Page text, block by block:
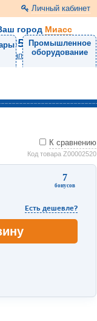
Личный кабинет
город Миасс
(3513) 57-98-11
Напишите нам
Промышленное
оборудование
К сравнению
Код товара Z00002520
7
бонусов
Есть дешевле?